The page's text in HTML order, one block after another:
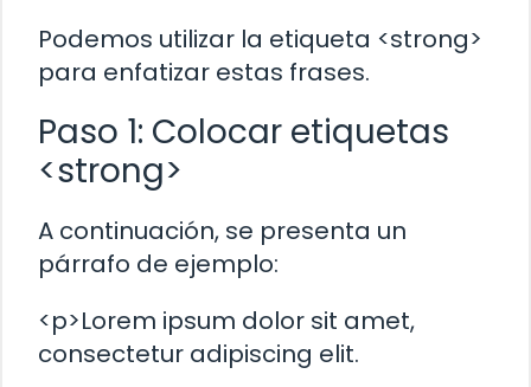
Podemos utilizar la etiqueta <strong>
para enfatizar estas frases.
Paso 1: Colocar etiquetas
<strong>
A continuación, se presenta un
párrafo de ejemplo:
<p>Lorem ipsum dolor sit amet,
consectetur adipiscing elit.